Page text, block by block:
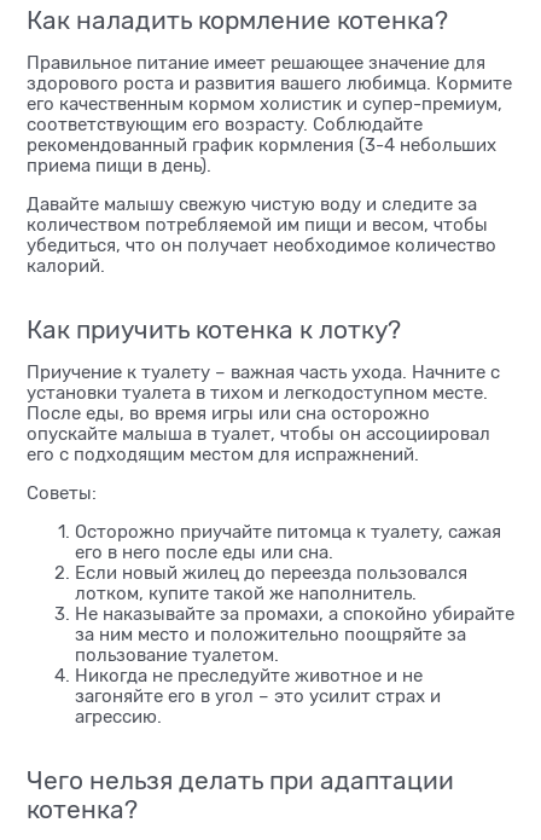
Как наладить кормление котенка?
Правильное питание имеет решающее значение для
здорового роста и развития вашего любимца. Кормите
его качественным кормом холистик и супер-премиум,
соответствующим его возрасту. Соблюдайте
рекомендованный график кормления (3-4 небольших
приема пищи в день).
Давайте малышу свежую чистую воду и следите за
количеством потребляемой им пищи и весом, чтобы
убедиться, что он получает необходимое количество
калорий.
Как приучить котенка к лотку?
Приучение к туалету – важная часть ухода. Начните с
установки туалета в тихом и легкодоступном месте.
После еды, во время игры или сна осторожно
опускайте малыша в туалет, чтобы он ассоциировал
его с подходящим местом для испражнений.
Советы:
Осторожно приучайте питомца к туалету, сажая
его в него после еды или сна.
Если новый жилец до переезда пользовался
лотком, купите такой же наполнитель.
Не наказывайте за промахи, а спокойно убирайте
за ним место и положительно поощряйте за
пользование туалетом.
Никогда не преследуйте животное и не
загоняйте его в угол – это усилит страх и
агрессию.
Чего нельзя делать при адаптации
котенка?